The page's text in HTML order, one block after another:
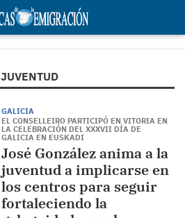
JUVENTUD
GALICIA
EL CONSELLEIRO PARTICIPÓ EN VITORIA EN
LA CELEBRACIÓN DEL XXXVII DÍA DE
GALICIA EN EUSKADI
José González anima a la
juventud a implicarse en
los centros para seguir
fortaleciendo la